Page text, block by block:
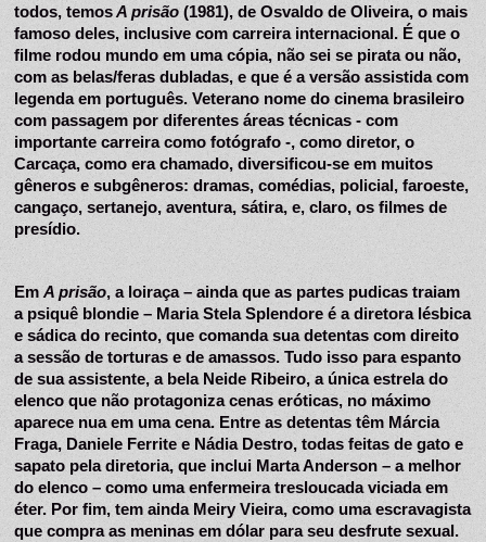
todos, temos A prisão (1981), de Osvaldo de Oliveira, o mais
famoso deles, inclusive com carreira internacional. É que o
filme rodou mundo em uma cópia, não sei se pirata ou não,
com as belas/feras dubladas, e que é a versão assistida com
legenda em português. Veterano nome do cinema brasileiro
com passagem por diferentes áreas técnicas - com
importante carreira como fotógrafo -, como diretor, o
Carcaça, como era chamado, diversificou-se em muitos
gêneros e subgêneros: dramas, comédias, policial, faroeste,
cangaço, sertanejo, aventura, sátira, e, claro, os filmes de
presídio.
Em A prisão, a loiraça – ainda que as partes pudicas traiam
a psiquê blondie – Maria Stela Splendore é a diretora lésbica
e sádica do recinto, que comanda sua detentas com direito
a sessão de torturas e de amassos. Tudo isso para espanto
de sua assistente, a bela Neide Ribeiro, a única estrela do
elenco que não protagoniza cenas eróticas, no máximo
aparece nua em uma cena. Entre as detentas têm Márcia
Fraga, Daniele Ferrite e Nádia Destro, todas feitas de gato e
sapato pela diretoria, que inclui Marta Anderson – a melhor
do elenco – como uma enfermeira tresloucada viciada em
éter. Por fim, tem ainda Meiry Vieira, como uma escravagista